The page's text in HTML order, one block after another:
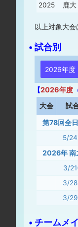
2025
鹿大
以上対象大
• 試合別
2026年度
【2026年度
大会 試
5/
2026年 南
3/
3/
3/
• チームメ